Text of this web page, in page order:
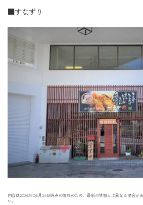
■すなずり
内容は2026年06月24日時点の情報のため、最新の情報とは異なる場合が
い。